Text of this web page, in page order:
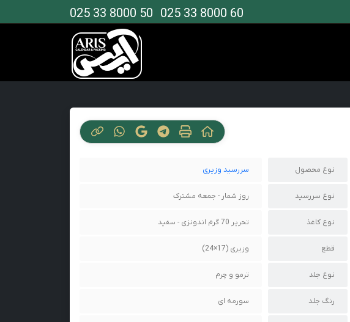
025 33 8000 60
025 33 8000 50
نوع محصول سررسید وزیری
نوع سررسید روز شمار - جمعه مشترک
نوع کاغذ تحریر 70 گرم اندونزی - سفید
قطع وزیری (17×24)
نوع جلد ترمو و چرم
رنگ جلد سورمه ای